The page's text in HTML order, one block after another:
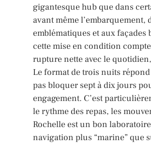
gigantesque hub que dans
avant même
emblématiques et aux
cette mise en condition
rupture nette avec le
Le format de trois nuits
pas bloquer sept à dix jours
engagement. C’est
le rythme des repas, les
Rochelle est un bon
navigation plus “marine” que